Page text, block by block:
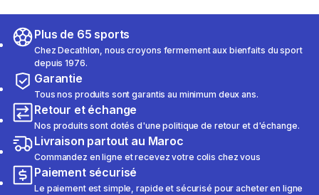
Plus de 65 sports
Chez Decathlon, nous croyons fermement aux bienfaits du sport
depuis 1976.
Garantie
Tous nos produits sont garantis au minimum deux ans.
Retour et échange
Nos produits sont dotés d'une politique de retour et d'échange.
Livraison partout au Maroc
Commandez en ligne et recevez votre colis chez vous
Paiement sécurisé
Le paiement est simple, rapide et sécurisé pour acheter en ligne